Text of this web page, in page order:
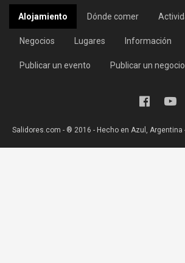
Alojamiento Dónde comer
Negocios Lugares Información
Publicar un evento Publicar un negocio
Salidores.com - ® 2016 - Hecho en Azul, Argentina